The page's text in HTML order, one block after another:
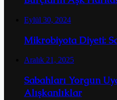
Eylül 30, 2024
Mikrobiyota Diyeti:
Aralık 21, 2025
Sabahları Yorgun
Alışkanlıklar